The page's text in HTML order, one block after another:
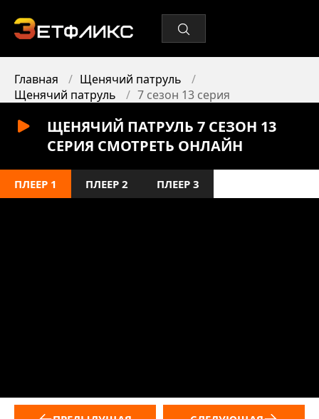
Главная
Щенячий патруль
Щенячий патруль
7 сезон 13 серия
ЩЕНЯЧИЙ ПАТРУЛЬ 7 СЕЗОН 13
СЕРИЯ СМОТРЕТЬ ОНЛАЙН
ПЛЕЕР 1 ПЛЕЕР 2 ПЛЕЕР 3